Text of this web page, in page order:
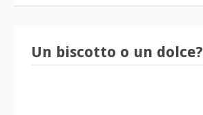
Un biscotto o un dolce?